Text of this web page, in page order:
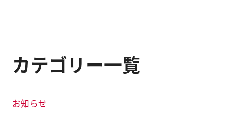
カテゴリー一覧
お知らせ